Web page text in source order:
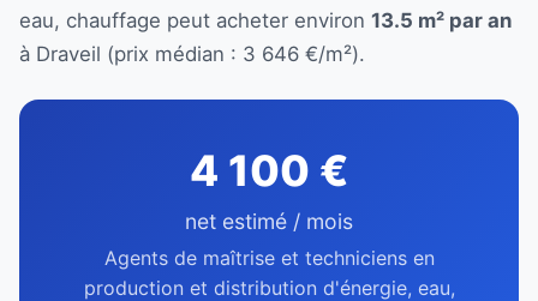
eau, chauffage peut acheter environ 13.5 m² par an
à Draveil (prix médian : 3 646 €/m²).
4 100 €
net estimé / mois
Agents de maîtrise et techniciens en
production et distribution d'énergie, eau,